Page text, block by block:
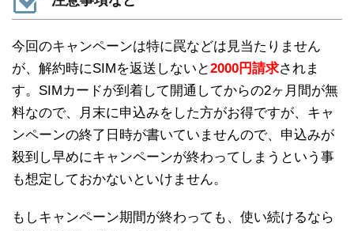
今回のキャンペーンは特に罠などは見当たりません
が、解約時にSIMを返送しないと2000円請求されま
す。SIMカードが到着して開通してからの2ヶ月間が無
料なので、月末に申込みをした方がお得ですが、キャ
ンペーンの終了日時が書いていませんので、申込みが
殺到し早めにキャンペーンが終わってしまうという事
も想定しておかないといけません。
もしキャンペーン期間が終わっても、使い続けるなら